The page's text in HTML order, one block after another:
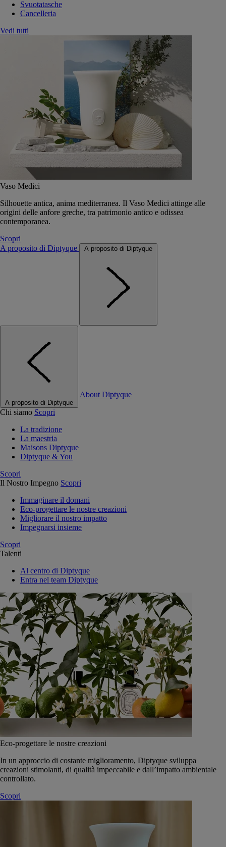
Svuotatasche
Cancelleria
Vedi tutti
Vaso Medici
Silhouette antica, anima mediterranea. Il Vaso Medici attinge alle
origini delle anfore greche, tra patrimonio antico e odissea
contemporanea.
Scopri
A proposito di Diptyque
A proposito di Diptyque
A proposito di Diptyque
About Diptyque
Chi siamo Scopri
La tradizione
La maestria
Maisons Diptyque
Diptyque & You
Scopri
Il Nostro Impegno Scopri
Immaginare il domani
Eco-progettare le nostre creazioni
Migliorare il nostro impatto
Impegnarsi insieme
Scopri
Talenti
Al centro di Diptyque
Entra nel team Diptyque
Eco-progettare le nostre creazioni
In un approccio di costante miglioramento, Diptyque sviluppa
creazioni stimolanti, di qualità impeccabile e dall’impatto ambientale
controllato.
Scopri